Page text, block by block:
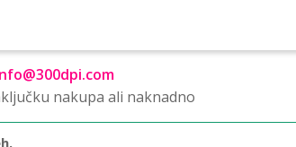
nakupa ali naknadno